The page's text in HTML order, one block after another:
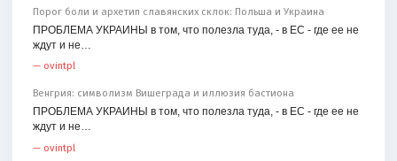
Порог боли и архетип славянских склок: Польша и Украина
ПРОБЛЕМА УКРАИНЫ в том, что полезла туда, - в ЕС - где ее не
ждут и не…
— ovintpl
Венгрия: символизм Вишеграда и иллюзия бастиона
ПРОБЛЕМА УКРАИНЫ в том, что полезла туда, - в ЕС - где ее не
ждут и не…
— ovintpl